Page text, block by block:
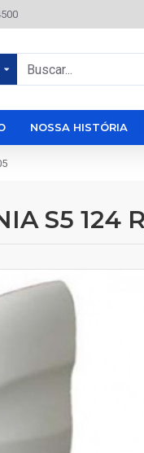
NOSSA HISTÓRIA
S5 124